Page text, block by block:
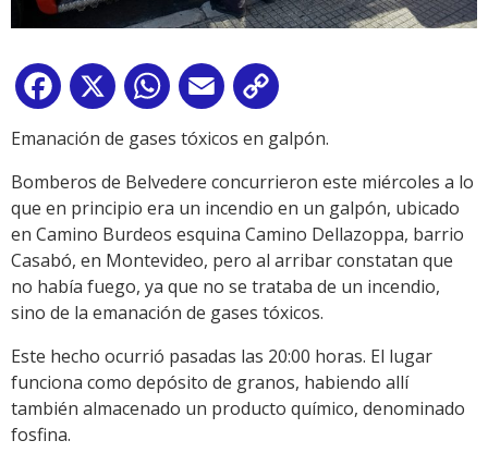
Facebook
X WhatsApp
Email
Link
Emanación de gases tóxicos en galpón.
Bomberos de Belvedere concurrieron este miércoles a lo
que en principio era un incendio en un galpón, ubicado
en Camino Burdeos esquina Camino Dellazoppa, barrio
Casabó, en Montevideo, pero al arribar constatan que
no había fuego, ya que no se trataba de un incendio,
sino de la emanación de gases tóxicos.
Este hecho ocurrió pasadas las 20:00 horas. El lugar
funciona como depósito de granos, habiendo allí
también almacenado un producto químico, denominado
fosfina.